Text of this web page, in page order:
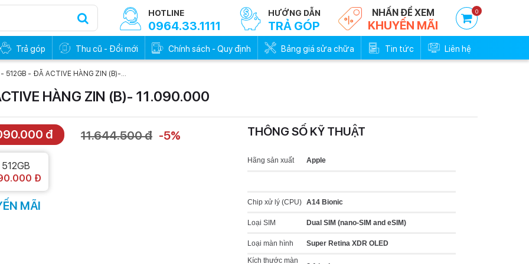
0
NHẤN ĐỂ XEM
KHUYẾN MÃI
HƯỚNG DẪN
TRẢ GÓP
HOTLINE
0964.33.1111
Trả góp Thu cũ - Đổi mới Chính sách - Quy định Bảng giá sửa chữa Tin tức Liên hệ
512GB - ĐÃ ACTIVE HÀNG ZIN (B)-...
HÀNG ZIN (B)- 11.090.000
0đ - Trả trước
0%
Trả góp 0đ - Trả trước
0%
Trả góp 0đ - Trả trước
đ 11.644.500 đ -5%
512GB
Đ
MÃI
THÔNG SỐ KỸ THUẬT
Hãng sản xuất Apple
Chip xử lý (CPU) A14 Bionic
Loại SIM Dual SIM (nano‑SIM and eSIM)
Loại màn hình Super Retina XDR OLED
Kích thước màn